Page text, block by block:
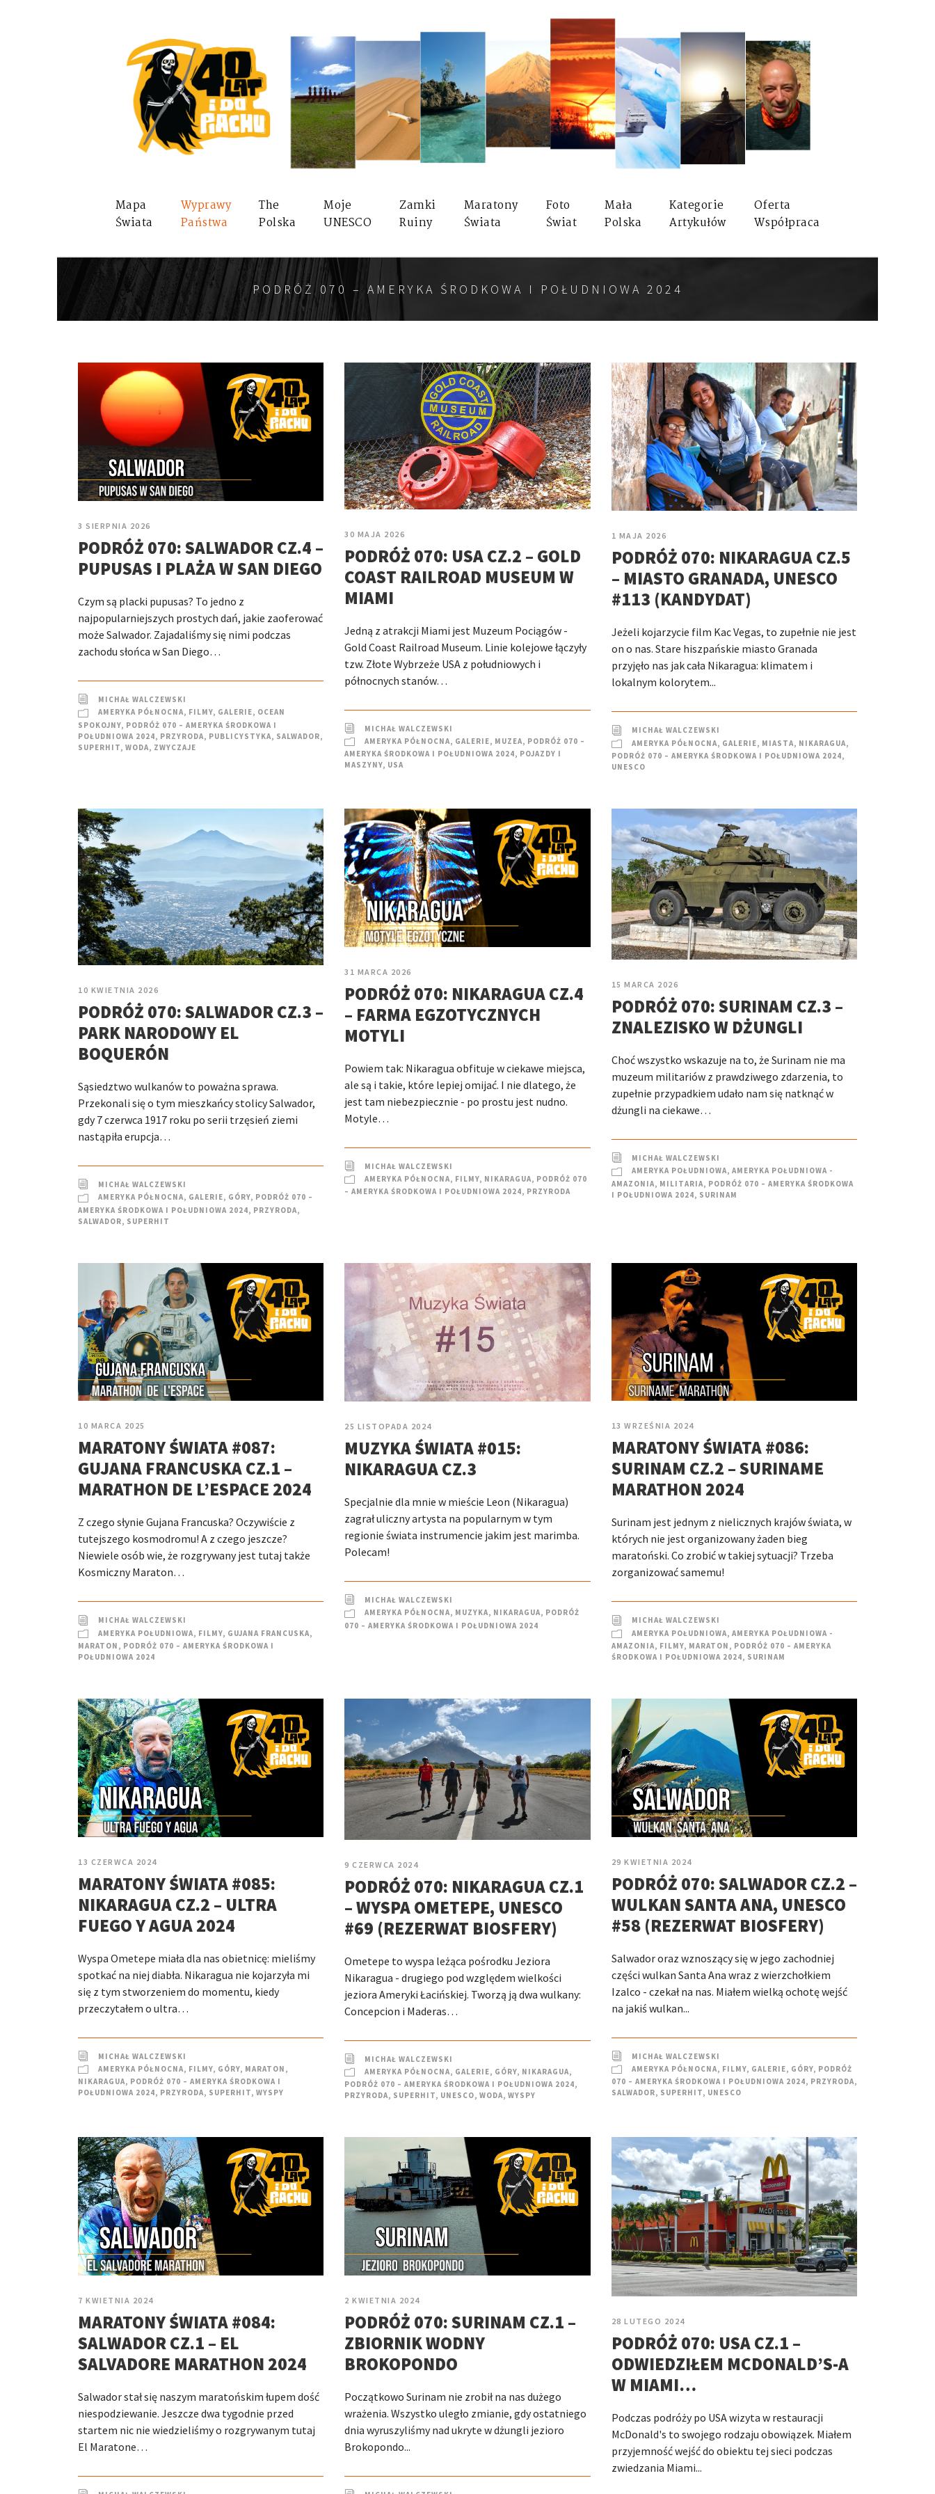
Mapa
Świata
Wyprawy
Państwa
The
Polska
Moje
UNESCO
Zamki
Ruiny
Maratony
Świata
Foto
Świat
Mała
Polska
Kategorie
Artykułów
Oferta
Współpraca
PODRÓŻ 070 – AMERYKA ŚRODKOWA I POŁUDNIOWA 2024
3 SIERPNIA 2026
PODRÓŻ 070: SALWADOR CZ.4 –
PUPUSAS I PLAŻA W SAN DIEGO
Czym są placki pupusas? To jedno z
najpopularniejszych prostych dań, jakie zaoferować
może Salwador. Zajadaliśmy się nimi podczas
zachodu słońca w San Diego…
MICHAŁ WALCZEWSKI
AMERYKA PÓŁNOCNA, FILMY, GALERIE, OCEAN
SPOKOJNY, PODRÓŻ 070 – AMERYKA ŚRODKOWA I
POŁUDNIOWA 2024, PRZYRODA, PUBLICYSTYKA, SALWADOR,
SUPERHIT, WODA, ZWYCZAJE
30 MAJA 2026
PODRÓŻ 070: USA CZ.2 – GOLD
COAST RAILROAD MUSEUM W
MIAMI
Jedną z atrakcji Miami jest Muzeum Pociągów -
Gold Coast Railroad Museum. Linie kolejowe łączyły
tzw. Złote Wybrzeże USA z południowych i
północnych stanów…
MICHAŁ WALCZEWSKI
AMERYKA PÓŁNOCNA, GALERIE, MUZEA, PODRÓŻ 070 –
AMERYKA ŚRODKOWA I POŁUDNIOWA 2024, POJAZDY I
MASZYNY, USA
1 MAJA 2026
PODRÓŻ 070: NIKARAGUA CZ.5
– MIASTO GRANADA, UNESCO
#113 (KANDYDAT)
Jeżeli kojarzycie film Kac Vegas, to zupełnie nie jest
on o nas. Stare hiszpańskie miasto Granada
przyjęło nas jak cała Nikaragua: klimatem i
lokalnym kolorytem...
MICHAŁ WALCZEWSKI
AMERYKA PÓŁNOCNA, GALERIE, MIASTA, NIKARAGUA,
PODRÓŻ 070 – AMERYKA ŚRODKOWA I POŁUDNIOWA 2024,
UNESCO
10 KWIETNIA 2026
PODRÓŻ 070: SALWADOR CZ.3 –
PARK NARODOWY EL
BOQUERÓN
Sąsiedztwo wulkanów to poważna sprawa.
Przekonali się o tym mieszkańcy stolicy Salwador,
gdy 7 czerwca 1917 roku po serii trzęsień ziemi
nastąpiła erupcja…
MICHAŁ WALCZEWSKI
AMERYKA PÓŁNOCNA, GALERIE, GÓRY, PODRÓŻ 070 –
AMERYKA ŚRODKOWA I POŁUDNIOWA 2024, PRZYRODA,
SALWADOR, SUPERHIT
31 MARCA 2026
PODRÓŻ 070: NIKARAGUA CZ.4
– FARMA EGZOTYCZNYCH
MOTYLI
Powiem tak: Nikaragua obfituje w ciekawe miejsca,
ale są i takie, które lepiej omijać. I nie dlatego, że
jest tam niebezpiecznie - po prostu jest nudno.
Motyle…
MICHAŁ WALCZEWSKI
AMERYKA PÓŁNOCNA, FILMY, NIKARAGUA, PODRÓŻ 070
– AMERYKA ŚRODKOWA I POŁUDNIOWA 2024, PRZYRODA
15 MARCA 2026
PODRÓŻ 070: SURINAM CZ.3 –
ZNALEZISKO W DŻUNGLI
Choć wszystko wskazuje na to, że Surinam nie ma
muzeum militariów z prawdziwego zdarzenia, to
zupełnie przypadkiem udało nam się natknąć w
dżungli na ciekawe…
MICHAŁ WALCZEWSKI
AMERYKA POŁUDNIOWA, AMERYKA POŁUDNIOWA -
AMAZONIA, MILITARIA, PODRÓŻ 070 – AMERYKA ŚRODKOWA
I POŁUDNIOWA 2024, SURINAM
10 MARCA 2025
MARATONY ŚWIATA #087:
GUJANA FRANCUSKA CZ.1 –
MARATHON DE L’ESPACE 2024
Z czego słynie Gujana Francuska? Oczywiście z
tutejszego kosmodromu! A z czego jeszcze?
Niewiele osób wie, że rozgrywany jest tutaj także
Kosmiczny Maraton…
MICHAŁ WALCZEWSKI
AMERYKA POŁUDNIOWA, FILMY, GUJANA FRANCUSKA,
MARATON , PODRÓŻ 070 – AMERYKA ŚRODKOWA I
POŁUDNIOWA 2024
25 LISTOPADA 2024
MUZYKA ŚWIATA #015:
NIKARAGUA CZ.3
Specjalnie dla mnie w mieście Leon (Nikaragua)
zagrał uliczny artysta na popularnym w tym
regionie świata instrumencie jakim jest marimba.
Polecam!
MICHAŁ WALCZEWSKI
AMERYKA PÓŁNOCNA, MUZYKA, NIKARAGUA, PODRÓŻ
070 – AMERYKA ŚRODKOWA I POŁUDNIOWA 2024
13 WRZEŚNIA 2024
MARATONY ŚWIATA #086:
SURINAM CZ.2 – SURINAME
MARATHON 2024
Surinam jest jednym z nielicznych krajów świata, w
których nie jest organizowany żaden bieg
maratoński. Co zrobić w takiej sytuacji? Trzeba
zorganizować samemu!
MICHAŁ WALCZEWSKI
AMERYKA POŁUDNIOWA, AMERYKA POŁUDNIOWA -
AMAZONIA, FILMY, MARATON , PODRÓŻ 070 – AMERYKA
ŚRODKOWA I POŁUDNIOWA 2024, SURINAM
13 CZERWCA 2024
MARATONY ŚWIATA #085:
NIKARAGUA CZ.2 – ULTRA
FUEGO Y AGUA 2024
Wyspa Ometepe miała dla nas obietnicę: mieliśmy
spotkać na niej diabła. Nikaragua nie kojarzyła mi
się z tym stworzeniem do momentu, kiedy
przeczytałem o ultra…
MICHAŁ WALCZEWSKI
AMERYKA PÓŁNOCNA, FILMY, GÓRY, MARATON ,
NIKARAGUA, PODRÓŻ 070 – AMERYKA ŚRODKOWA I
POŁUDNIOWA 2024, PRZYRODA, SUPERHIT, WYSPY
9 CZERWCA 2024
PODRÓŻ 070: NIKARAGUA CZ.1
– WYSPA OMETEPE, UNESCO
#69 (REZERWAT BIOSFERY)
Ometepe to wyspa leżąca pośrodku Jeziora
Nikaragua - drugiego pod względem wielkości
jeziora Ameryki Łacińskiej. Tworzą ją dwa wulkany:
Concepcion i Maderas…
MICHAŁ WALCZEWSKI
AMERYKA PÓŁNOCNA, GALERIE, GÓRY, NIKARAGUA,
PODRÓŻ 070 – AMERYKA ŚRODKOWA I POŁUDNIOWA 2024,
PRZYRODA, SUPERHIT, UNESCO, WODA, WYSPY
29 KWIETNIA 2024
PODRÓŻ 070: SALWADOR CZ.2 –
WULKAN SANTA ANA, UNESCO
#58 (REZERWAT BIOSFERY)
Salwador oraz wznoszący się w jego zachodniej
części wulkan Santa Ana wraz z wierzchołkiem
Izalco - czekał na nas. Miałem wielką ochotę wejść
na jakiś wulkan...
MICHAŁ WALCZEWSKI
AMERYKA PÓŁNOCNA, FILMY, GALERIE, GÓRY, PODRÓŻ
070 – AMERYKA ŚRODKOWA I POŁUDNIOWA 2024, PRZYRODA,
SALWADOR, SUPERHIT, UNESCO
7 KWIETNIA 2024
MARATONY ŚWIATA #084:
SALWADOR CZ.1 – EL
SALVADORE MARATHON 2024
Salwador stał się naszym maratońskim łupem dość
niespodziewanie. Jeszcze dwa tygodnie przed
startem nic nie wiedzieliśmy o rozgrywanym tutaj
El Maratone…
2 KWIETNIA 2024
PODRÓŻ 070: SURINAM CZ.1 –
ZBIORNIK WODNY
BROKOPONDO
Początkowo Surinam nie zrobił na nas dużego
wrażenia. Wszystko uległo zmianie, gdy ostatniego
dnia wyruszyliśmy nad ukryte w dżungli jezioro
Brokopondo...
28 LUTEGO 2024
PODRÓŻ 070: USA CZ.1 –
ODWIEDZIŁEM MCDONALD’S-A
W MIAMI…
Podczas podróży po USA wizyta w restauracji
McDonald's to swojego rodzaju obowiązek. Miałem
przyjemność wejść do obiektu tej sieci podczas
zwiedzania Miami...